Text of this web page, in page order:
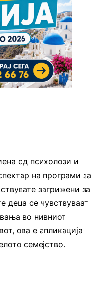
од психолози и
на програми за
загрижени за
деца се чувствуваат
во нивниот
ова е апликација
семејство.